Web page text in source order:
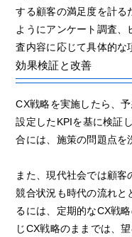
する顧客の満足度を計る
ようにアンケート調査、
査内容に応じて具体的な
効果検証と改善
CX戦略を実施したら、
設定したKPIを基に検証
合には、施策の問題点を
また、現代社会では顧
競合状況も時代の流れと
るには、定期的なCX戦
じCX戦略のままでは、